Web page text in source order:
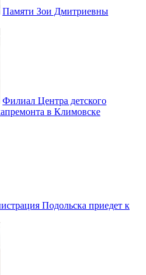
Памяти Зои Дмитриевны
Филиал Центра детского
в Климовске
Подольска приедет к